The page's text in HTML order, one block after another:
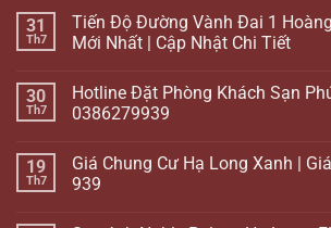
31
Th7
Tiến Độ Đường Vành Đai 1
Mới Nhất | Cập Nhật Chi Tiết
30
Th7
Hotline Đặt Phòng Khách Sạn
0386279939
19
Th7
Giá Chung Cư Hạ Long Xanh |
939